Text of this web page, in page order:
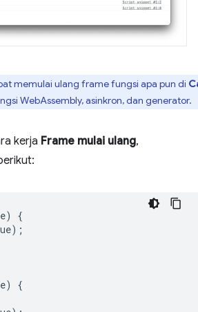
memulai ulang frame fungsi apa pun di
WebAssembly, asinkron, dan generator.
kerja Frame mulai ulang,
)
{
);
)
{